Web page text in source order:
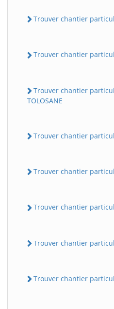
Trouver chantier
Trouver chantier
Trouver chantier
TOLOSANE
Trouver chantier
Trouver chantier
Trouver chantier
Trouver chantier
Trouver chantier